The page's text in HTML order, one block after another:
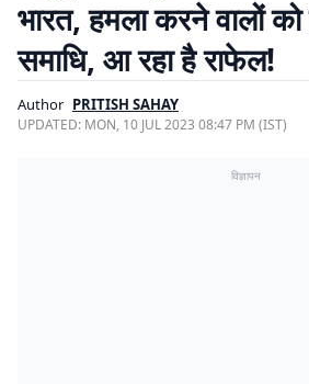
भारत, हमला करने वालों
समाधि, आ रहा है राफेल!
Author PRITISH SAHAY
UPDATED: MON, 10 JUL 2023 08:47 PM (IST)
विज्ञापन